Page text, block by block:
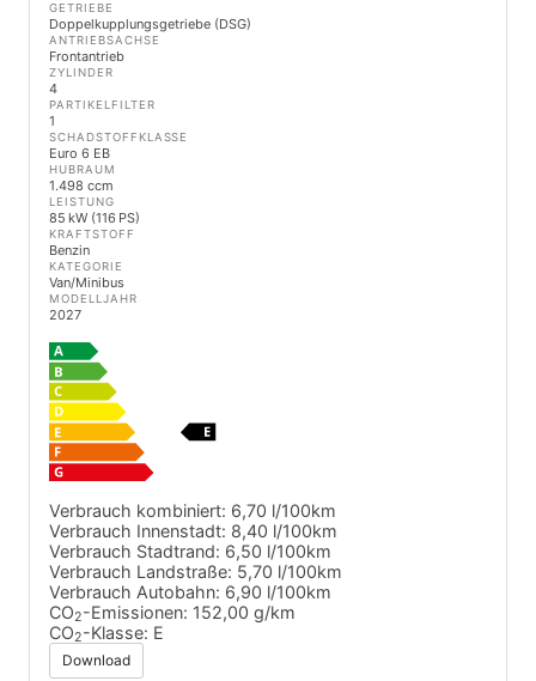
GETRIEBE
Doppelkupplungsgetriebe (DSG)
ANTRIEBSACHSE
Frontantrieb
ZYLINDER
4
PARTIKELFILTER
1
SCHADSTOFFKLASSE
Euro 6 EB
HUBRAUM
1.498 ccm
LEISTUNG
85 kW (116 PS)
KRAFTSTOFF
Benzin
KATEGORIE
Van/Minibus
MODELLJAHR
2027
Verbrauch kombiniert: 6,70 l/100km
Verbrauch Innenstadt: 8,40 l/100km
Verbrauch Stadtrand: 6,50 l/100km
Verbrauch Landstraße: 5,70 l/100km
Verbrauch Autobahn: 6,90 l/100km
CO2-Emissionen: 152,00 g/km
CO2-Klasse: E
Download